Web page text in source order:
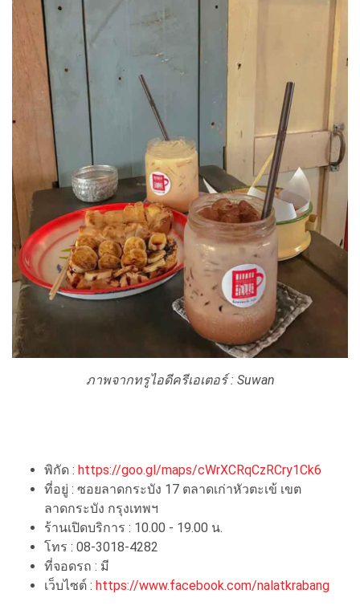
ภาพจากทรูไอดีครีเอเตอร์ : Suwan
พิกัด : https://goo.gl/maps/cWrXCRqCzRCry1Ck6
ที่อยู่ : ซอยลาดกระบัง 17 ตลาดเก่าหัวตะเข้ เขต
ลาดกระบัง กรุงเทพฯ
ร้านเปิดบริการ : 10.00 - 19.00 น.
โทร : 08-3018-4282
ที่จอดรถ : มี
เว็บไซต์ : https://www.facebook.com/nalatkrabang